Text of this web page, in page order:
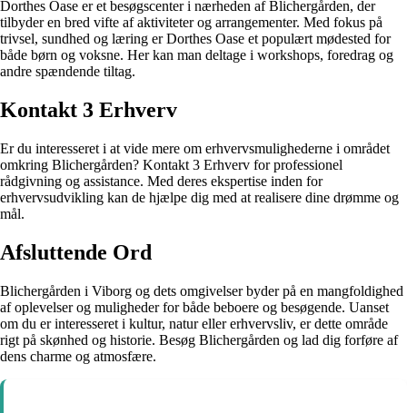
Dorthes Oase er et besøgscenter i nærheden af Blichergården, der
tilbyder en bred vifte af aktiviteter og arrangementer. Med fokus på
trivsel, sundhed og læring er Dorthes Oase et populært mødested for
både børn og voksne. Her kan man deltage i workshops, foredrag og
andre spændende tiltag.
Kontakt 3 Erhverv
Er du interesseret i at vide mere om erhvervsmulighederne i området
omkring Blichergården? Kontakt 3 Erhverv for professionel
rådgivning og assistance. Med deres ekspertise inden for
erhvervsudvikling kan de hjælpe dig med at realisere dine drømme og
mål.
Afsluttende Ord
Blichergården i Viborg og dets omgivelser byder på en mangfoldighed
af oplevelser og muligheder for både beboere og besøgende. Uanset
om du er interesseret i kultur, natur eller erhvervsliv, er dette område
rigt på skønhed og historie. Besøg Blichergården og lad dig forføre af
dens charme og atmosfære.